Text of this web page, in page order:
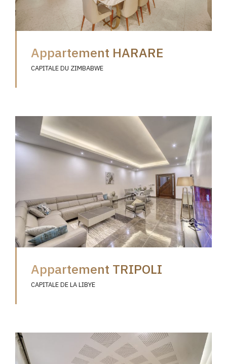
Appartement HARARE
CAPITALE DU ZIMBABWE
Appartement TRIPOLI
CAPITALE DE LA LIBYE